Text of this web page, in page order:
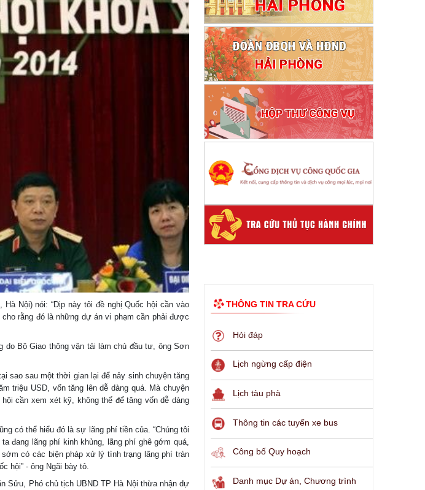
Nội) nói: “Dịp này tôi đề nghị Quốc hội cần vào
rằng đó là những dự án vi phạm cần phải được
do Bộ Giao thông vận tải làm chủ đầu tư, ông Sơn
sao sau một thời gian lại để nảy sinh chuyện tăng
triệu USD, vốn tăng lên dễ dàng quá. Mà chuyện
cần xem xét kỹ, không thể để tăng vốn dễ dàng
có thể hiểu đó là sự lãng phí tiền của. “Chúng tôi
đang lãng phí kinh khủng, lãng phí ghê gớm quá,
có các biện pháp xử lý tình trạng lãng phí tràn
hội” - ông Ngãi bày tỏ.
Sửu, Phó chủ tịch UBND TP Hà Nội thừa nhận dự
THÔNG TIN TRA CỨU
Hỏi đáp
Lịch ngừng cấp điện
Lịch tàu phà
Thông tin các tuyến xe bus
Công bố Quy hoạch
Danh mục Dự án, Chương trình